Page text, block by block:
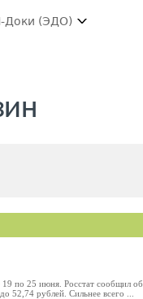
Доки (ЭДО)
19 по 25 июня. Росстат сообщил об
52,74 рублей. Сильнее всего ...